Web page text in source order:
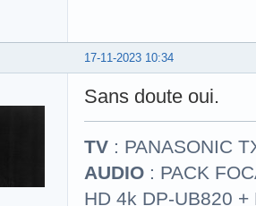
17-11-2023 10:34
Sans doute oui.
TV : PANASONIC
AUDIO : PACK
HD 4k DP-UB820